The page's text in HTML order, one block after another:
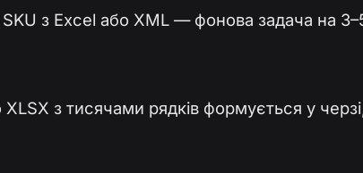
з Excel або XML — фонова задача на
XLSX з тисячами рядків формується у